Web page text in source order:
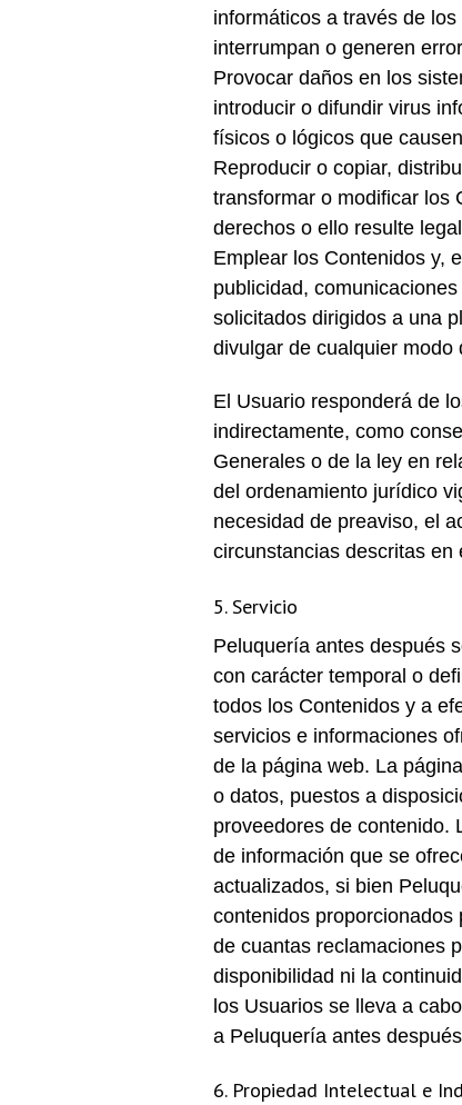
informáticos a través de
interrumpan o generen
Provocar daños en los
introducir o difundir virus
físicos o lógicos que
Reproducir o copiar,
transformar o modificar los
derechos o ello resulte
Emplear los Contenidos y,
publicidad,
solicitados dirigidos a una
divulgar de cualquier modo
El Usuario responderá de
indirectamente, como
Generales o de la ley en
del ordenamiento jurídico
necesidad de preaviso, el
circunstancias descritas en
5. Servicio
Peluquería antes después
con carácter temporal o
todos los Contenidos y a
servicios e informaciones
de la página web. La
o datos, puestos a
proveedores de contenido.
de información que se
actualizados, si bien
contenidos
de cuantas reclamaciones
disponibilidad ni la
los Usuarios se lleva a
a Peluquería antes
6. Propiedad Intelectual e